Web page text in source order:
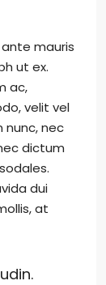
mauris
ut ex.
ac,
velit vel
nec
dictum
dui
at